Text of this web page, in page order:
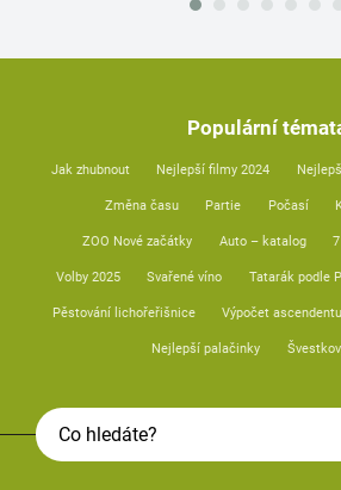
Populární
Jak zhubnout Nejlepší filmy 2024
Změna času Partie Počasí
ZOO Nové začátky Auto – katalog
Volby 2025 Svařené víno Tatarák podle
Pěstování lichořeřišnice Výpočet ascendentu
Nejlepší palačinky